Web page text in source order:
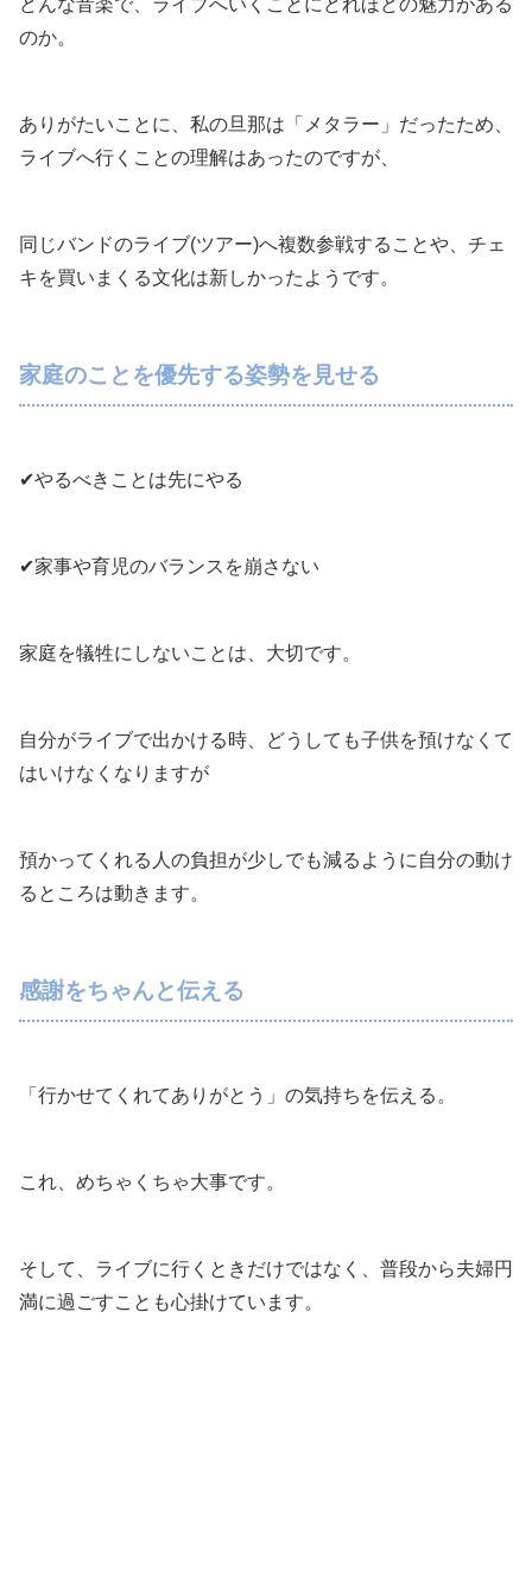
どんな音楽で、ライブへいくことにどれほどの魅力がある
のか。
ありがたいことに、私の旦那は「メタラー」だったため、
ライブへ行くことの理解はあったのですが、
同じバンドのライブ(ツアー)へ複数参戦することや、チェ
キを買いまくる文化は新しかったようです。
家庭のことを優先する姿勢を見せる
✔やるべきことは先にやる
✔家事や育児のバランスを崩さない
家庭を犠牲にしないことは、大切です。
自分がライブで出かける時、どうしても子供を預けなくて
はいけなくなりますが
預かってくれる人の負担が少しでも減るように自分の動け
るところは動きます。
感謝をちゃんと伝える
「行かせてくれてありがとう」の気持ちを伝える。
これ、めちゃくちゃ大事です。
そして、ライブに行くときだけではなく、普段から夫婦円
満に過ごすことも心掛けています。